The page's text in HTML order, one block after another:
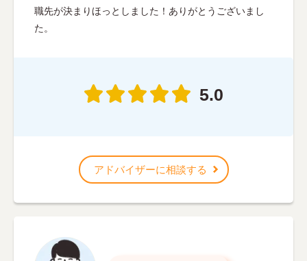
職先が決まりほっとしました！ありがとうございまし
た。
5.0
アドバイザーに相談する